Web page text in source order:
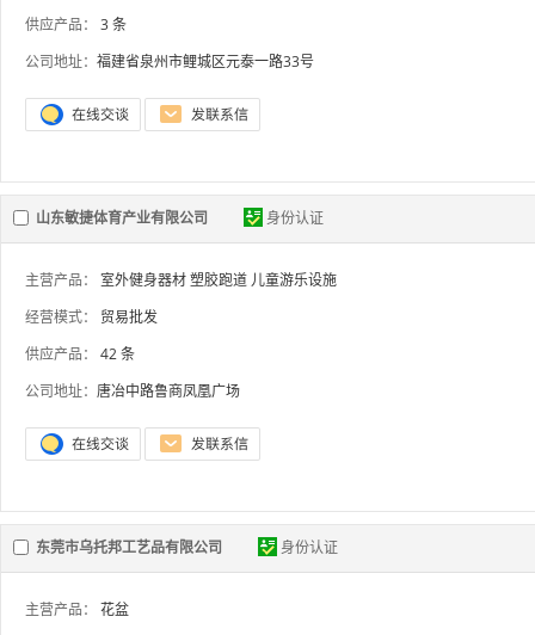
供应产品：
3 条
公司地址： 福建省泉州市鲤城区元泰一路33号
山东敏捷体育产业有限公司 身份认证
主营产品： 室外健身器材塑胶跑道 儿童游乐设施
经营模式：
贸易批发
供应产品：
42 条
公司地址： 唐冶中路鲁商凤凰广场
东莞市乌托邦工艺品有限公司 身份认证
主营产品：
花盆